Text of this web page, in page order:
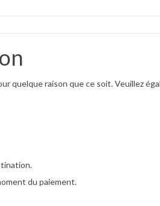
quelque raison que ce soit. Veuillez
du paiement.